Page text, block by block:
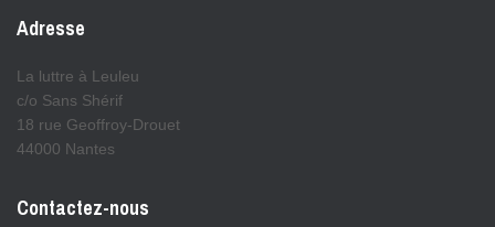
Adresse
La luttre à Leuleu
c/o Sans Shérif
18 rue Geoffroy-Drouet
44000 Nantes
Contactez-nous